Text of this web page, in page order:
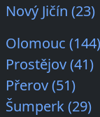
Nový Jičín (23)
Olomouc (144)
Prostějov (41)
Přerov (51)
Šumperk (29)